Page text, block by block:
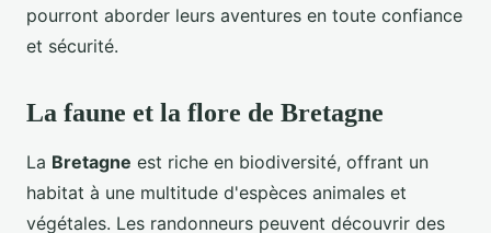
pourront aborder leurs aventures en toute confiance
et sécurité.
La faune et la flore de Bretagne
La Bretagne est riche en biodiversité, offrant un
habitat à une multitude d'espèces animales et
végétales. Les randonneurs peuvent découvrir des